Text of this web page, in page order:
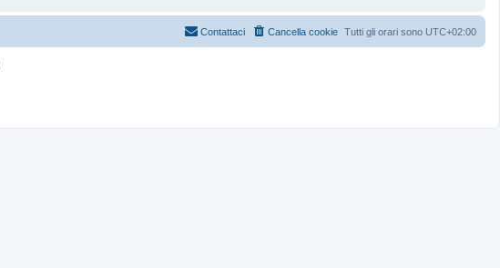
Tutti gli orari sono UTC+02:00
Cancella cookie
Contattaci